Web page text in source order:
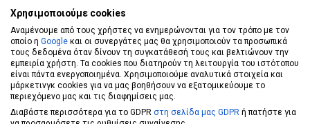
ΕΓΓΡΑΦΗ ΣΤΟ NEWSLETTER
Αποδέχομαι τουςΌρους Χρήσης
Χρησιμοποιούμε cookies
Αναμένουμε από τους χρήστες να ενημερώνονται για τον τρόπο με τον
οποίο η Google και οι συνεργάτες μας θα χρησιμοποιούν τα προσωπικά
τους δεδομένα όταν δίνουν τη συγκατάθεσή τους και βελτιώνουν την
εμπειρία χρήστη. Τα cookies που διατηρούν τη λειτουργία του ιστότοπου
είναι πάντα ενεργοποιημένα. Χρησιμοποιούμε αναλυτικά στοιχεία και
μάρκετινγκ cookies για να μας βοηθήσουν να εξατομικεύουμε το
περιεχόμενο μας και τις διαφημίσεις μας.
Διαβάστε περισσότερα για το GDPR στη σελίδα μας GDPR ή πατήστε για